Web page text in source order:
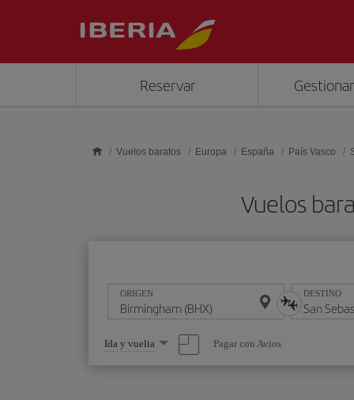
Reservar
Vuelos baratos Europa España País Vasco
Vuelos
ORIGEN DESTINO
Seleccione
una
opción
Ida y vuelta Pagar con Avios